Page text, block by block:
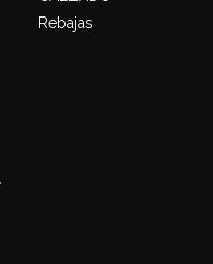
Rebajas